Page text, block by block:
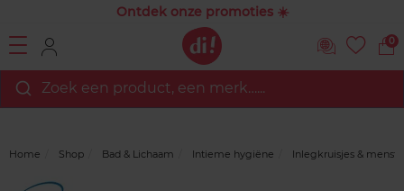
Ontdek onze promoties ☀️
0
Zoek een product, een merk…...
Home Shop Bad & Lichaam Intieme hygiëne Inlegkruisjes &
Merk